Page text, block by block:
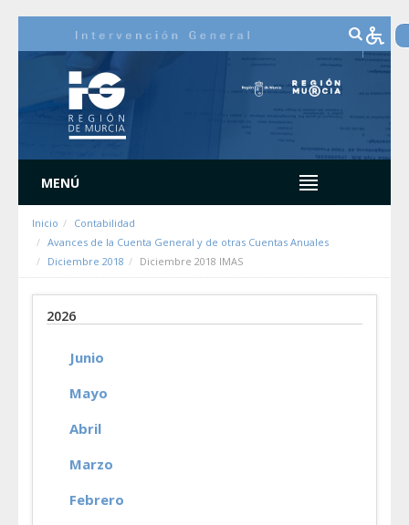
MENÚ
Inicio
Contabilidad
Avances de la Cuenta General y de otras Cuentas Anuales
Diciembre 2018
Diciembre 2018 IMAS
2026
Junio
Mayo
Abril
Marzo
Febrero